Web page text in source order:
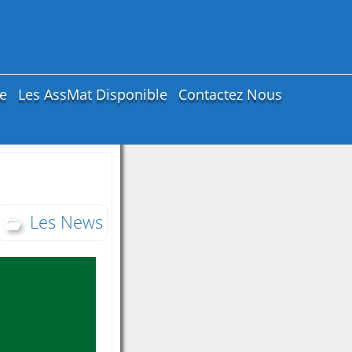
Les AssMat Disponible
Contactez Nous
Les News